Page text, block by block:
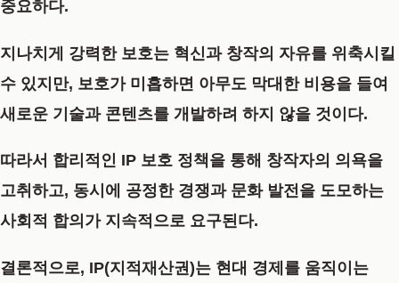
중요하다.
지나치게 강력한 보호는 혁신과 창작의 자유를 위축시킬
수 있지만, 보호가 미흡하면 아무도 막대한 비용을 들여
새로운 기술과 콘텐츠를 개발하려 하지 않을 것이다.
따라서 합리적인 IP 보호 정책을 통해 창작자의 의욕을
고취하고, 동시에 공정한 경쟁과 문화 발전을 도모하는
사회적 합의가 지속적으로 요구된다.
결론적으로, IP(지적재산권)는 현대 경제를 움직이는